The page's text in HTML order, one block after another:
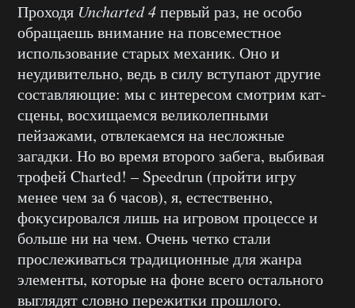
Проходя Uncharted 4первый раз, не особо
обращаешь внимание на повсеместное
использование старых механик. Оно и
неудивительно, ведь в силу вступают другие
составляющие: мы с интересом смотрим кат-
сцены, восхищаемся великолепными
пейзажами, отвлекаемся на несложные
загадки. Но во время второго забега, выбивая
трофей Charted! – Speedrun (пройти игру
менее чем за 6 часов), я, естественно,
фокусировался лишь на игровом процессе и
больше ни на чем. Очень четко стали
прослеживаться традиционные для жанра
элементы, которые на фоне всего остального
выглядят словно пережитки прошлого.